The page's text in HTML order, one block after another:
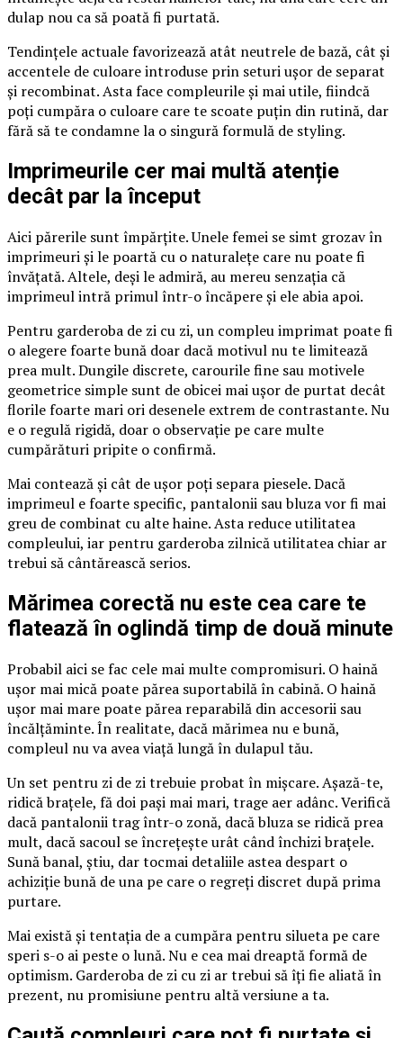
dulap nou ca să poată fi purtată.
Tendințele actuale favorizează atât neutrele de bază, cât și
accentele de culoare introduse prin seturi ușor de separat
și recombinat. Asta face compleurile și mai utile, fiindcă
poți cumpăra o culoare care te scoate puțin din rutină, dar
fără să te condamne la o singură formulă de styling.
Imprimeurile cer mai multă atenție
decât par la început
Aici părerile sunt împărțite. Unele femei se simt grozav în
imprimeuri și le poartă cu o naturalețe care nu poate fi
învățată. Altele, deși le admiră, au mereu senzația că
imprimeul intră primul într-o încăpere și ele abia apoi.
Pentru garderoba de zi cu zi, un compleu imprimat poate fi
o alegere foarte bună doar dacă motivul nu te limitează
prea mult. Dungile discrete, carourile fine sau motivele
geometrice simple sunt de obicei mai ușor de purtat decât
florile foarte mari ori desenele extrem de contrastante. Nu
e o regulă rigidă, doar o observație pe care multe
cumpărături pripite o confirmă.
Mai contează și cât de ușor poți separa piesele. Dacă
imprimeul e foarte specific, pantalonii sau bluza vor fi mai
greu de combinat cu alte haine. Asta reduce utilitatea
compleului, iar pentru garderoba zilnică utilitatea chiar ar
trebui să cântărească serios.
Mărimea corectă nu este cea care te
flatează în oglindă timp de două minute
Probabil aici se fac cele mai multe compromisuri. O haină
ușor mai mică poate părea suportabilă în cabină. O haină
ușor mai mare poate părea reparabilă din accesorii sau
încălțăminte. În realitate, dacă mărimea nu e bună,
compleul nu va avea viață lungă în dulapul tău.
Un set pentru zi de zi trebuie probat în mișcare. Așază-te,
ridică brațele, fă doi pași mai mari, trage aer adânc. Verifică
dacă pantalonii trag într-o zonă, dacă bluza se ridică prea
mult, dacă sacoul se încrețește urât când închizi brațele.
Sună banal, știu, dar tocmai detaliile astea despart o
achiziție bună de una pe care o regreți discret după prima
purtare.
Mai există și tentația de a cumpăra pentru silueta pe care
speri s-o ai peste o lună. Nu e cea mai dreaptă formă de
optimism. Garderoba de zi cu zi ar trebui să îți fie aliată în
prezent, nu promisiune pentru altă versiune a ta.